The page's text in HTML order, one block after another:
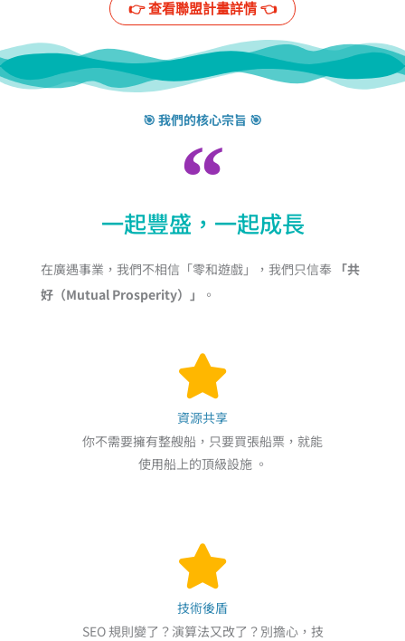
👉️ 查看聯盟計畫詳情 👈️
🎯 我們的核心宗旨 🎯
一起豐盛，一起成長
在廣遇事業，我們不相信「零和遊戲」，我們只信奉 「共
好（Mutual Prosperity）」
。
資源共享
你不需要擁有整艘船，只要買張船票，就能
使用船上的頂級設施 。
技術後盾
SEO 規則變了？演算法又改了？別擔心，技